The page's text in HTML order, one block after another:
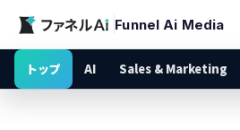
Funnel Ai Media
トップ AI Sales & Marketing